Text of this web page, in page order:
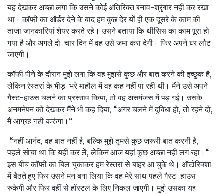
यह देखकर अच्‍छा लगा कि उसने कोई अतिरिक्‍त बनाव-श्रृंगार नहीं कर रखा
था। कॉफी का ऑर्डर देने के बाद हम कुछ देर यों ही एक दूसरे के काम की
ताजा जानकारियां शेयर करते रहे। उसने बताया कि थीसिस का काम पूरा हो
गया है और अगले दो-चार दिन में वह उसे जमा करा देगी। फिर अपने घर लौट
जाएगी।
कॉफी पीने के दौरान मुझे लगा कि वह मुझसे कुछ और बात करने की इच्‍छुक है,
लेकिन रेस्‍तरां के भीड़-भरे माहौल में वह कह नहीं पा रही थी। मैंने उसे अपने
गैस्‍ट-हाउस चलने का प्रस्‍ताव किया, तो वह असमंजस में पड़ गई। उसके
अनमनेपन को देखकर मैंने भी कह दिया, “अगर चलने में दुविधा हो, तो रहने दो,
मैं आग्रह नही करूंगा।“
“नहीं आनंद, वह बात नहीं है, बल्कि मुझे तुमसे कुछ जरूरी बात करनी है,
पहले सोचा था कि यहीं कर लें, लेकिन आज यहां कुछ अच्‍छा नहीं लग रहा।“
इस बीच कॉफी का बिल चुकाकर हम रेस्‍तरां से बाहर आ चुके थे। ऑटोरिक्‍शा
में बैठते हुए फिर उसने मन बना लिया कि वह मेरे साथ पहले गैस्‍ट-हाउस
रुकेगी और फिर वहीं से हॉस्‍टल के लिए निकल जाएगी। मुझे उसका यह